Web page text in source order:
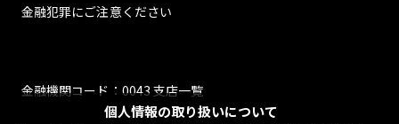
個人情報の取り扱いについて
金融犯罪にご注意ください
金融機関コード：0043 支店一覧